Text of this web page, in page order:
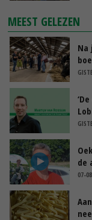
MEEST GELEZEN
Na
de
07-